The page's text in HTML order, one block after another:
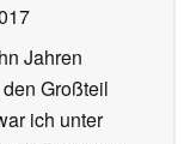
Jahren
Großteil
ich unter